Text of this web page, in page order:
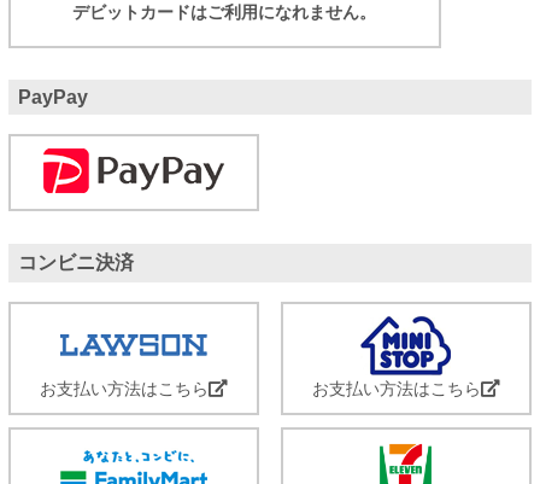
デビットカードはご利用になれません。
PayPay
コンビニ決済
お支払い方法はこちら お支払い方法はこちら